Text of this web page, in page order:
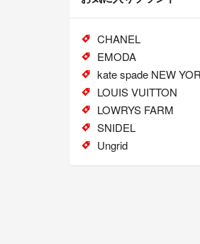
CHANEL
EMODA
kate spade NEW
LOUIS VUITTON
LOWRYS FARM
SNIDEL
Ungrid